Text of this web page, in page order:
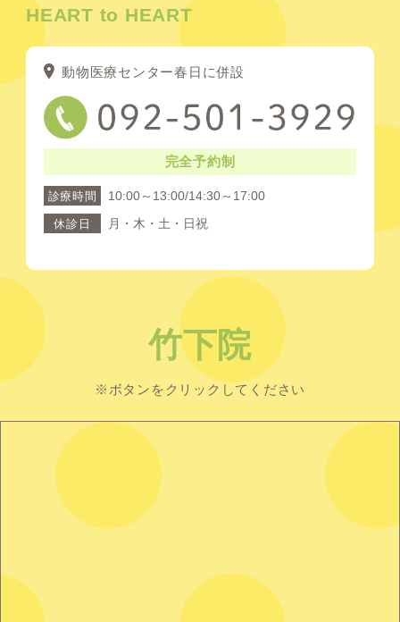
HEART to HEART
動物医療センター春日に併設
完全予約制
診療時間 10:00～13:00/14:30～17:00
休診日 月・木・土・日祝
竹下院
※ボタンをクリックしてください